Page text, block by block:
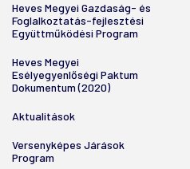
Heves Megyei Gazdaság- és
Foglalkoztatás-fejlesztési
Együttműködési Program
Heves Megyei
Esélyegyenlőségi Paktum
Dokumentum (2020)
Aktualitások
Versenyképes Járások
Program